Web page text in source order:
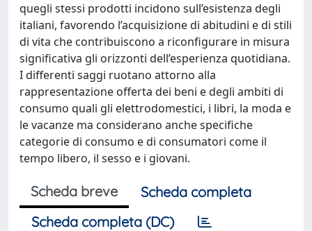
quegli stessi prodotti incidono sull’esistenza degli
italiani, favorendo l’acquisizione di abitudini e di stili
di vita che contribuiscono a riconfigurare in misura
significativa gli orizzonti dell’esperienza quotidiana.
I differenti saggi ruotano attorno alla
rappresentazione offerta dei beni e degli ambiti di
consumo quali gli elettrodomestici, i libri, la moda e
le vacanze ma considerano anche specifiche
categorie di consumo e di consumatori come il
tempo libero, il sesso e i giovani.
Scheda breve
Scheda completa
Scheda completa (DC)